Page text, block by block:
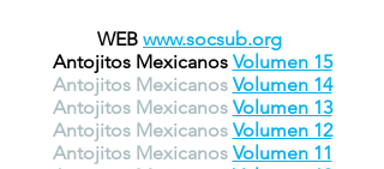
WEB www.socsub.org
Antojitos Mexicanos Volumen 15
Antojitos Mexicanos Volumen 14
Antojitos Mexicanos Volumen 13
Antojitos Mexicanos Volumen 12
Antojitos Mexicanos Volumen 11